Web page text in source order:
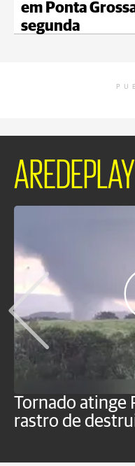
em Ponta
segunda
AREDEPLAY
Tornado atinge
rastro de